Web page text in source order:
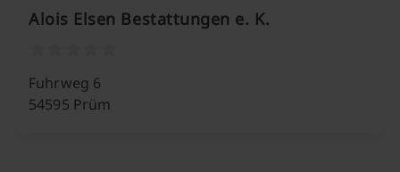
Alois Elsen Bestattungen e. K.
Fuhrweg 6
54595 Prüm